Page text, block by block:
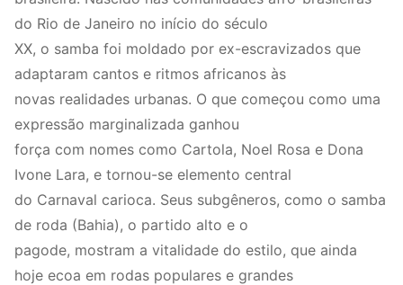
do Rio de Janeiro no início do século
XX, o samba foi moldado por ex-escravizados que
adaptaram cantos e ritmos africanos às
novas realidades urbanas. O que começou como uma
expressão marginalizada ganhou
força com nomes como Cartola, Noel Rosa e Dona
Ivone Lara, e tornou-se elemento central
do Carnaval carioca. Seus subgêneros, como o samba
de roda (Bahia), o partido alto e o
pagode, mostram a vitalidade do estilo, que ainda
hoje ecoa em rodas populares e grandes